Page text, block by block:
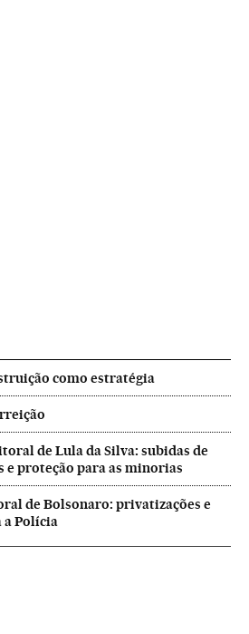
como estratégia
de Lula da Silva: subidas de
e proteção para as minorias
de Bolsonaro: privatizações e
Polícia